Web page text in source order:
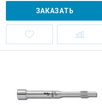
ЗАКАЗАТЬ